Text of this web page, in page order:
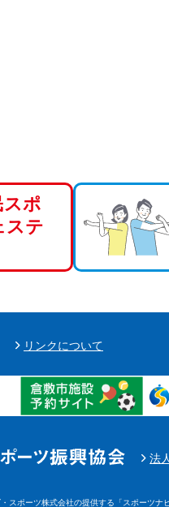
スポ
ステ
リンクについて
法
ポーツ株式会社の提供する「スポーツ